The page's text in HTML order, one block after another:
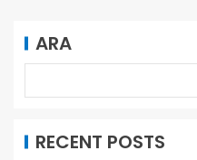
ARA
RECENT POSTS